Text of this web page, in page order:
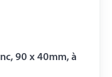
90 x 40mm, à